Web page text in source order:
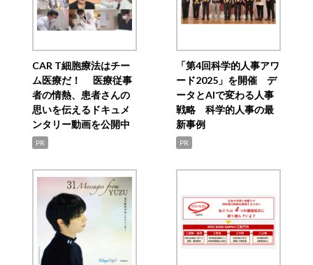
CAR T細胞療法はチー
ム医療だ！ 医療従事
者の情熱、患者さんの
思いを伝えるドキュメ
ンタリー動画を公開中
PR
「第4回科学的人事アワ
ード2025」を開催 デ
ータとAIで変わる人事
戦略 科学的人事の最
新事例
PR